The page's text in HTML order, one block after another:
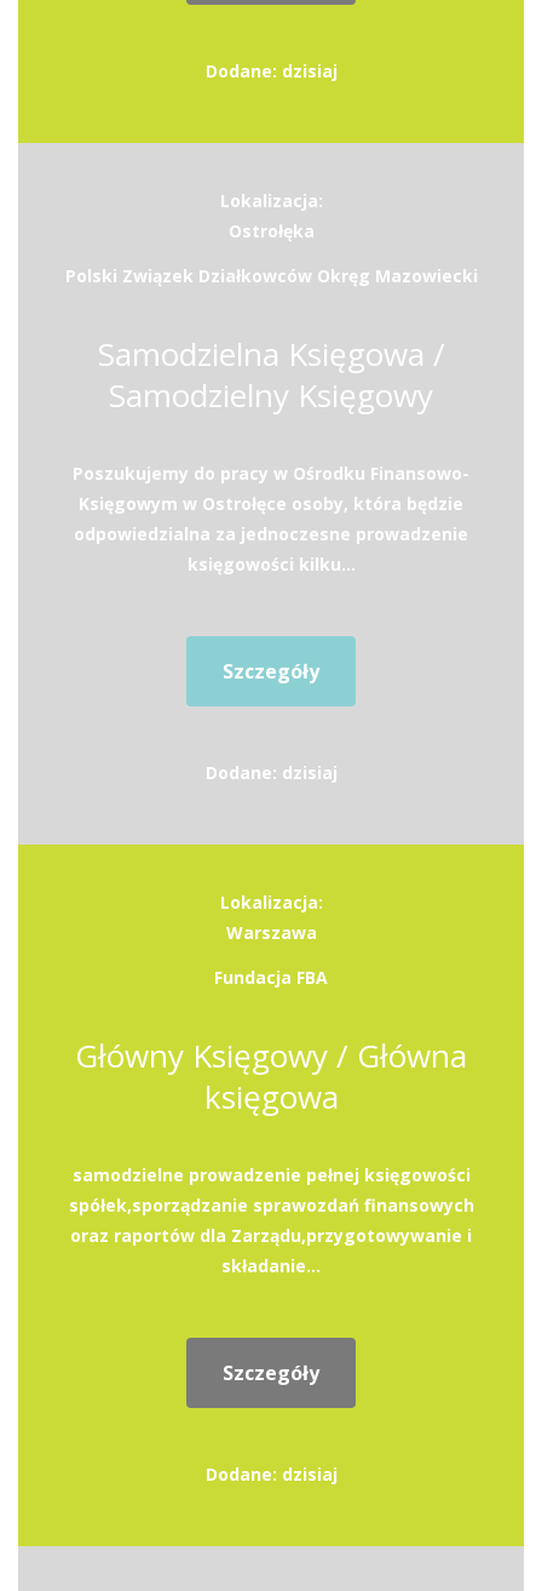
Dodane: dzisiaj
Lokalizacja:
Ostrołęka
Polski Związek Działkowców Okręg Mazowiecki
Samodzielna Księgowa /
Samodzielny Księgowy
Poszukujemy do pracy w Ośrodku Finansowo-
Księgowym w Ostrołęce osoby, która będzie
odpowiedzialna za jednoczesne prowadzenie
księgowości kilku...
Szczegóły
Dodane: dzisiaj
Lokalizacja:
Warszawa
Fundacja FBA
Główny Księgowy / Główna
księgowa
samodzielne prowadzenie pełnej księgowości
spółek,sporządzanie sprawozdań finansowych
oraz raportów dla Zarządu,przygotowywanie i
składanie...
Szczegóły
Dodane: dzisiaj